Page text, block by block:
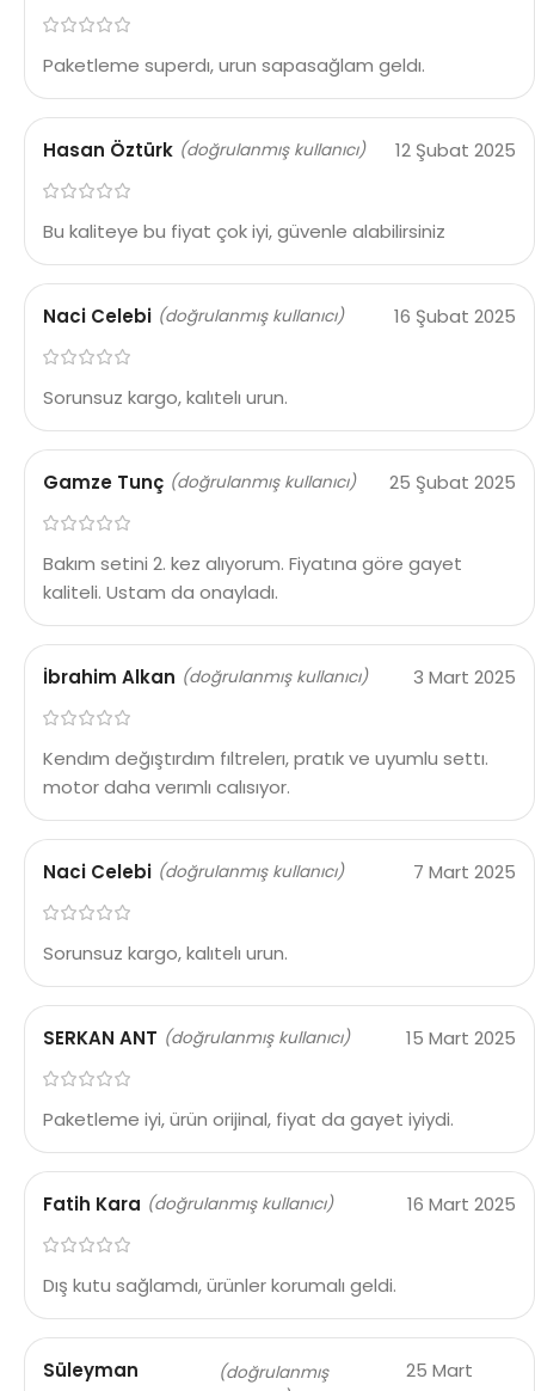
Paketleme superdı, urun sapasağlam geldı.
Hasan Öztürk (doğrulanmış kullanıcı) 12 Şubat 2025
Bu kaliteye bu fiyat çok iyi, güvenle alabilirsiniz
Naci Celebi (doğrulanmış kullanıcı) 16 Şubat 2025
Sorunsuz kargo, kalıtelı urun.
Gamze Tunç (doğrulanmış kullanıcı) 25 Şubat 2025
Bakım setini 2. kez alıyorum. Fiyatına göre gayet
kaliteli. Ustam da onayladı.
İbrahim Alkan (doğrulanmış kullanıcı) 3 Mart 2025
Kendım değıştırdım fıltrelerı, pratık ve uyumlu settı.
motor daha verımlı calısıyor.
Naci Celebi (doğrulanmış kullanıcı) 7 Mart 2025
Sorunsuz kargo, kalıtelı urun.
SERKAN ANT (doğrulanmış kullanıcı) 15 Mart 2025
Paketleme iyi, ürün orijinal, fiyat da gayet iyiydi.
Fatih Kara (doğrulanmış kullanıcı) 16 Mart 2025
Dış kutu sağlamdı, ürünler korumalı geldi.
Süleyman
(doğrulanmış
25 Mart